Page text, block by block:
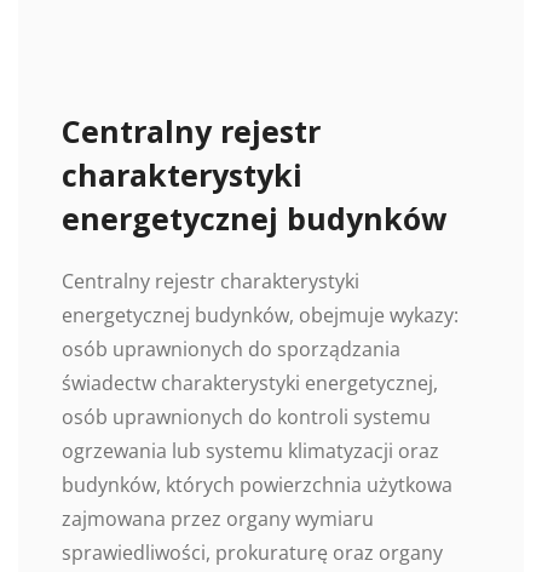
Centralny rejestr
charakterystyki
energetycznej budynków
Centralny rejestr charakterystyki
energetycznej budynków, obejmuje wykazy:
osób uprawnionych do sporządzania
świadectw charakterystyki energetycznej,
osób uprawnionych do kontroli systemu
ogrzewania lub systemu klimatyzacji oraz
budynków, których powierzchnia użytkowa
zajmowana przez organy wymiaru
sprawiedliwości, prokuraturę oraz organy